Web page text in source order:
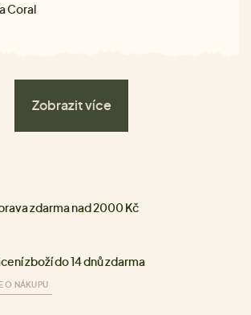
Coral
Zobrazit více
zdarma nad 2000 Kč
zboží do 14 dnů zdarma
O NÁKUPU